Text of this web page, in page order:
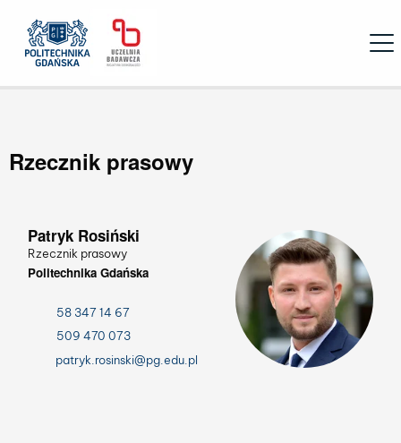
Rzecznik prasowy
Patryk Rosiński
Rzecznik prasowy
Politechnika Gdańska
58 347 14 67
509 470 073
patryk.rosinski@pg.edu.pl